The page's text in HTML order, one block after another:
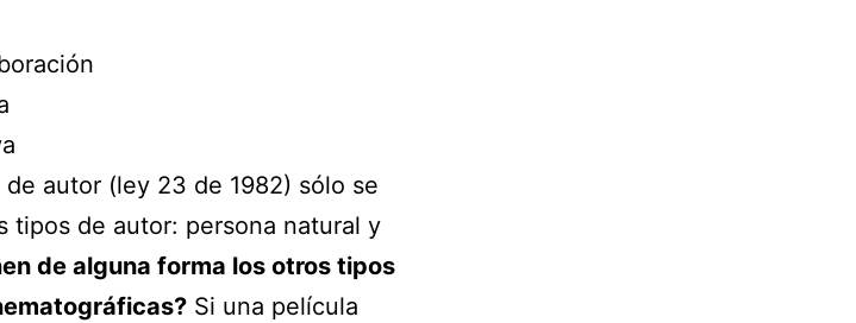
autor (ley 23 de 1982) sólo se
tipos de autor: persona natural y
de alguna forma los otros tipos
Si una película